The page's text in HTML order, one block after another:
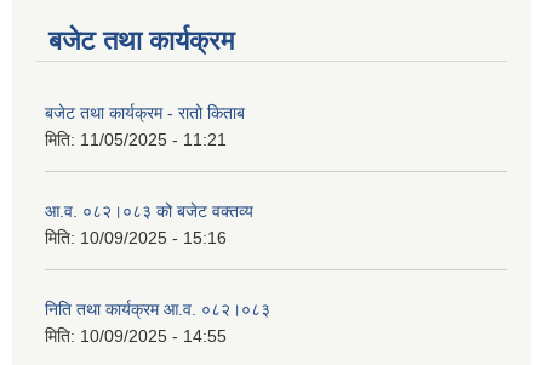
बजेट तथा कार्यक्रम
बजेट तथा कार्यक्रम - रातो किताब
मिति: 11/05/2025 - 11:21
आ.व. ०८२।०८३ को बजेट वक्तव्य
मिति: 10/09/2025 - 15:16
निति तथा कार्यक्रम आ.व. ०८२।०८३
मिति: 10/09/2025 - 14:55